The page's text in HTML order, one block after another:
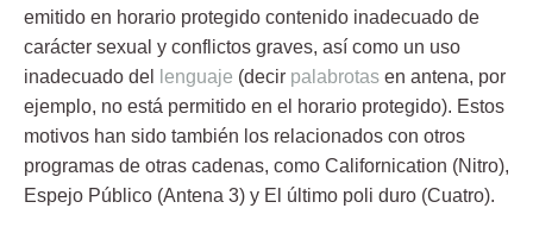
emitido en horario protegido contenido inadecuado de
carácter sexual y conflictos graves, así como un uso
inadecuado del
lenguaje (decir palabrotas en antena, por
ejemplo, no está permitido en el horario protegido). Estos
motivos han sido también los relacionados con otros
programas de otras cadenas, como Californication (Nitro),
Espejo Público (Antena 3) y El último poli duro (Cuatro).